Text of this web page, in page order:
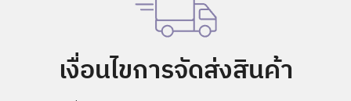
เงื่อนไขการจัดส่งสินค้า